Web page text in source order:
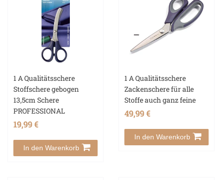
1 A Qualitätsschere
Stoffschere gebogen
13,5cm Schere
PROFESSIONAL
19,99 €
In den Warenkorb
1 A Qualitätsschere
Zackenschere für alle
Stoffe auch ganz feine
49,99 €
In den Warenkorb